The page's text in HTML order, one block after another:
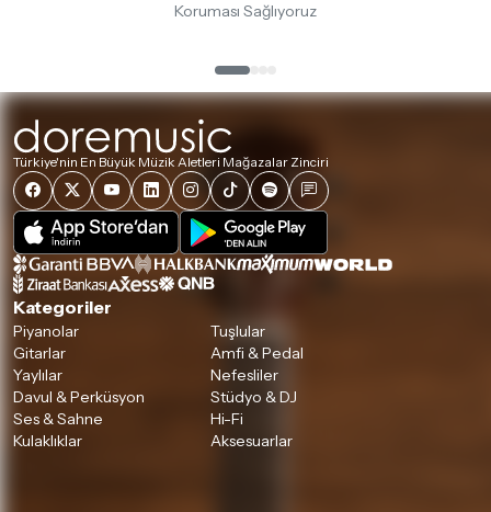
Koruması Sağlıyoruz
Türkiye'nin En Büyük Müzik Aletleri Mağazalar Zinciri
Kategoriler
Piyanolar
Tuşlular
Gitarlar
Amfi & Pedal
Yaylılar
Nefesliler
Davul & Perküsyon
Stüdyo & DJ
Ses & Sahne
Hi-Fi
Kulaklıklar
Aksesuarlar